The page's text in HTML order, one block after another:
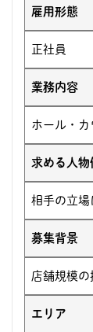
雇用形態
正社員
業務内容
ホール・
求める人物
相手の立場
募集背景
店舗規模の
エリア